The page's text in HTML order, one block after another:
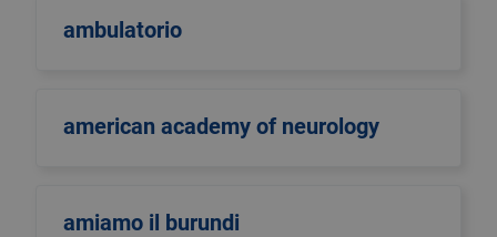
ambulatorio
american academy of neurology
amiamo il burundi